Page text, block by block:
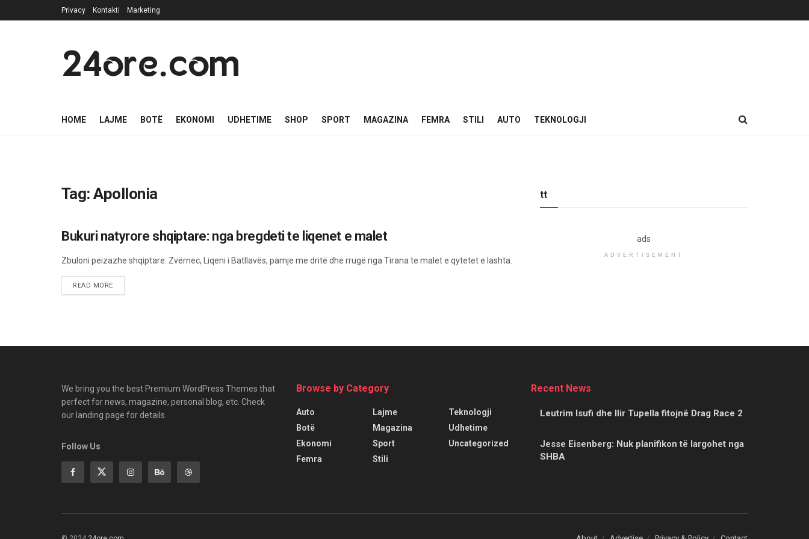
Privacy Kontakti Marketing
24ore.com
HOME LAJME BOTË EKONOMI UDHETIME SHOP SPORT MAGAZINA FEMRA STILI AUTO TEKNOLOGJI
Tag:Apollonia
BOTË
Bukuri natyrore shqiptare: nga bregdeti te liqenet e malet
Zbuloni peizazhe shqiptare: Zvërnec, Liqeni i Batllavës, pamje me dritë dhe rrugë nga Tirana te malet e qytetet e lashta.
READ MORE
tt
ads
ADVERTISEMENT
We bring you the best Premium WordPress Themes that
perfect for news, magazine, personal blog, etc. Check
our landing page for details.
Follow Us
Browse by Category
Auto
Botë
Ekonomi
Femra
Lajme
Magazina
Sport
Stili
Teknologji
Udhetime
Uncategorized
Recent News
Leutrim Isufi dhe Ilir Tupella fitojnë Drag Race 2
Jesse Eisenberg: Nuk planifikon të largohet nga
SHBA